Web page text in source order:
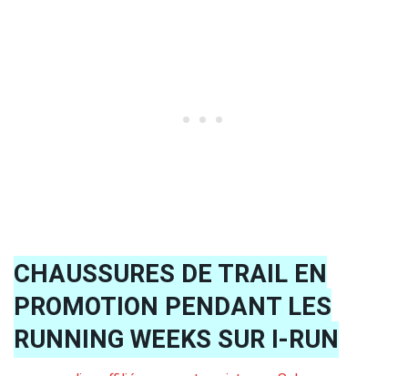
CHAUSSURES DE TRAIL EN
PROMOTION PENDANT LES
RUNNING WEEKS SUR I-RUN